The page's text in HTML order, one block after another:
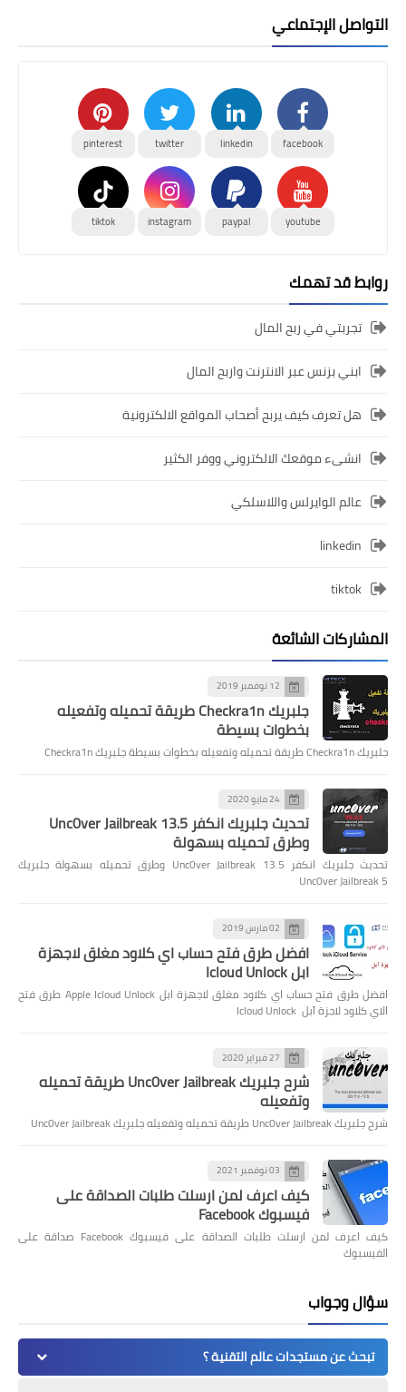
التواصل الإجتماعي
facebook
linkedin
twitter
pinterest
youtube
paypal
instagram
tiktok
روابط قد تهمك
تجربتي في ربح المال
ابني بزنس عبر الانترنت واربح المال
هل تعرف كيف يربح أصحاب المواقع الالكترونية
انشىء موقعك الالكتروني ووفر الكثير
عالم الوايرلس واللاسلكي
linkedin
tiktok
المشاركات الشائعة
12 نوفمبر 2019
جلبريك Checkra1n طريقة تحميله وتفعيله
بخطوات بسيطة
جلبريك Checkra1n طريقة تحميله وتفعيله بخطوات بسيطة جلبريك Checkra1n
24 مايو 2020
تحديث جلبريك انكفر Unc0ver Jailbreak 13.5
وطرق تحميله بسهولة
تحديث جلبريك انكفر Unc0ver Jailbreak 13.5 وطرق تحميله بسهولة جلبريك
Unc0ver Jailbreak 5
02 مارس 2019
افضل طرق فتح حساب اي كلاود مغلق لاجهزة
ابل Icloud Unlock
افضل طرق فتح حساب اي كلاود مغلق لاجهزة ابل Apple Icloud Unlock طرق فتح
الاي كلاود لاجزة آبل Icloud Unlock
27 فبراير 2020
شرح جلبريك Unc0ver Jailbreak طريقة تحميله
وتفعيله
شرح جلبريك Unc0ver Jailbreak طريقة تحميله وتفعيله جلبريك Unc0ver Jailbreak
03 نوفمبر 2021
كيف اعرف لمن ارسلت طلبات الصداقة على
فيسبوك Facebook
كيف اعرف لمن ارسلت طلبات الصداقة على فيسبوك Facebook صداقة على
الفيسبوك
سؤال وجواب
تبحث عن مستجدات عالم التقنية ؟